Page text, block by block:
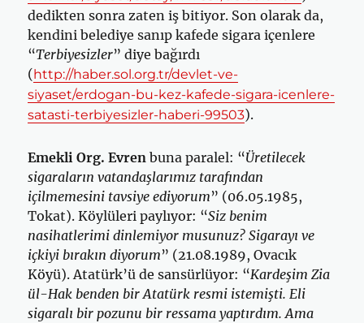
dedikten sonra zaten iş bitiyor. Son olarak da,
kendini belediye sanıp kafede sigara içenlere
“Terbiyesizler” diye bağırdı
(http://haber.sol.org.tr/devlet-ve-
siyaset/erdogan-bu-kez-kafede-sigara-icenlere-
satasti-terbiyesizler-haberi-99503).
Emekli Org. Evren buna paralel: “Üretilecek
sigaraların vatandaşlarımız tarafından
içilmemesini tavsiye ediyorum” (06.05.1985,
Tokat). Köylüleri paylıyor: “Siz benim
nasihatlerimi dinlemiyor musunuz? Sigarayı ve
içkiyi bırakın diyorum” (21.08.1989, Ovacık
Köyü). Atatürk’ü de sansürlüyor: “Kardeşim Zia
ül-Hak benden bir Atatürk resmi istemişti. Eli
sigaralı bir pozunu bir ressama yaptırdım. Ama